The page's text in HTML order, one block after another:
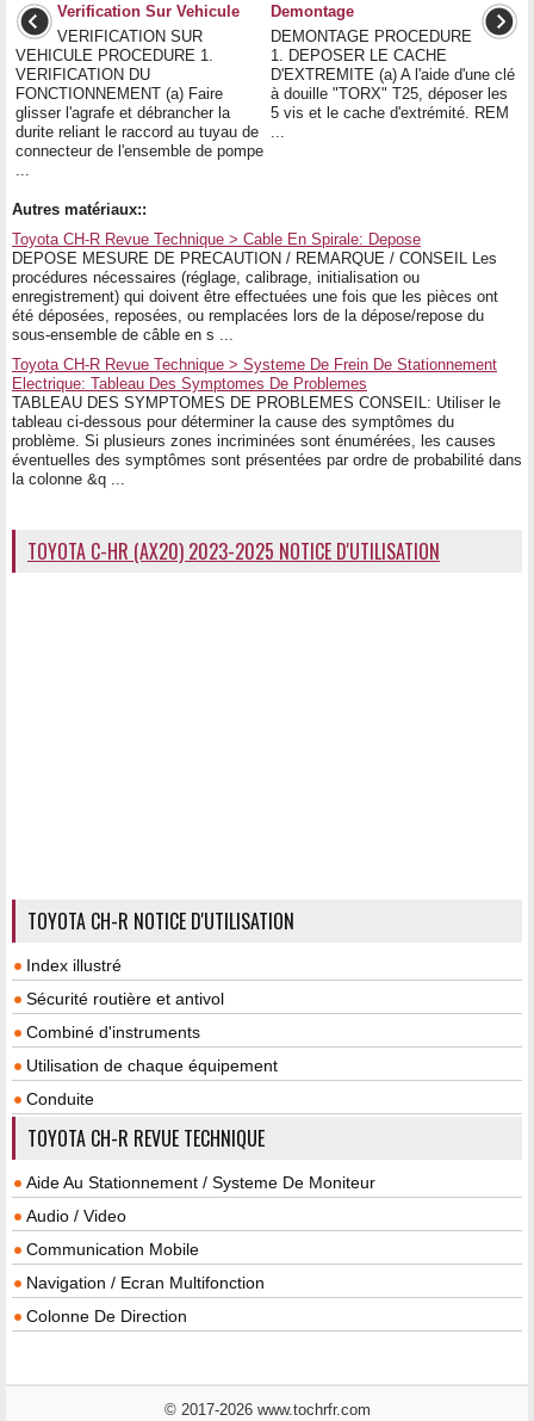
Verification Sur Vehicule
VERIFICATION SUR
VEHICULE PROCEDURE 1.
VERIFICATION DU
FONCTIONNEMENT (a) Faire
glisser l'agrafe et débrancher la
durite reliant le raccord au tuyau de
connecteur de l'ensemble de pompe
Demontage
DEMONTAGE PROCEDURE
1. DEPOSER LE CACHE
D'EXTREMITE (a) A l'aide d'une clé
à douille "TORX" T25, déposer les
5 vis et le cache d'extrémité. REM
Autres matériaux::
Toyota CH-R Revue Technique > Cable En Spirale: Depose
DEPOSE MESURE DE PRECAUTION / REMARQUE / CONSEIL Les
procédures nécessaires (réglage, calibrage, initialisation ou
enregistrement) qui doivent être effectuées une fois que les pièces ont
été déposées, reposées, ou remplacées lors de la dépose/repose du
sous-ensemble de câble en s ...
Toyota CH-R Revue Technique > Systeme De Frein De Stationnement
Electrique: Tableau Des Symptomes De Problemes
TABLEAU DES SYMPTOMES DE PROBLEMES CONSEIL: Utiliser le
tableau ci-dessous pour déterminer la cause des symptômes du
problème. Si plusieurs zones incriminées sont énumérées, les causes
éventuelles des symptômes sont présentées par ordre de probabilité dans
la colonne &q ...
TOYOTA C-HR (AX20) 2023-2025 NOTICE D'UTILISATION
TOYOTA CH-R NOTICE D'UTILISATION
Index illustré
Sécurité routière et antivol
Combiné d'instruments
Utilisation de chaque équipement
Conduite
TOYOTA CH-R REVUE TECHNIQUE
Aide Au Stationnement / Systeme De Moniteur
Audio / Video
Communication Mobile
Navigation / Ecran Multifonction
Colonne De Direction
© 2017-2026 www.tochrfr.com